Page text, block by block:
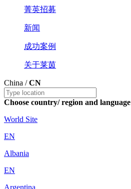
菁英招募
新闻
成功案例
关于莱茵
China /CN
Choose country/ region and language
World Site
EN
Albania
EN